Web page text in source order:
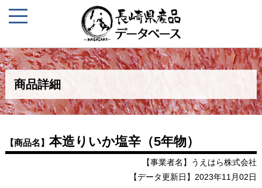
商品詳細
【商品名】 本造りいか塩辛（5年物）
【事業者名】うえはら株式会社
【データ更新日】2023年11月02日